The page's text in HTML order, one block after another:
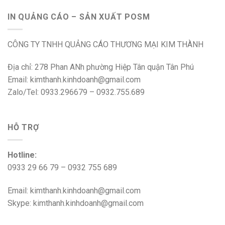
IN QUẢNG CÁO – SẢN XUẤT POSM
CÔNG TY TNHH QUẢNG CÁO THƯƠNG MẠI KIM THÀNH
Địa chỉ: 278 Phan ANh phường Hiệp Tân quận Tân Phú
Email: kimthanh.kinhdoanh@gmail.com
Zalo/Tel: 0933.296679 – 0932.755.689
HỖ TRỢ
Hotline:
0933 29 66 79 – 0932 755 689
Email: kimthanh.kinhdoanh@gmail.com
Skype: kimthanh.kinhdoanh@gmail.com